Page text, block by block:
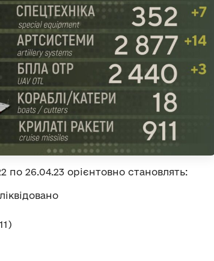
по 26.04.23 орієнтовно становлять: